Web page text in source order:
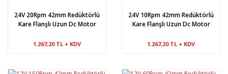
24V 20Rpm 42mm Redüktörlü
Kare Flanşlı Uzun Dc Motor
1.267,20 TL + KDV
24V 10Rpm 42mm Redüktörlü
Kare Flanşlı Uzun Dc Motor
1.267,20 TL + KDV